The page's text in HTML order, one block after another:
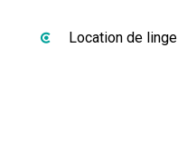
Location de linge